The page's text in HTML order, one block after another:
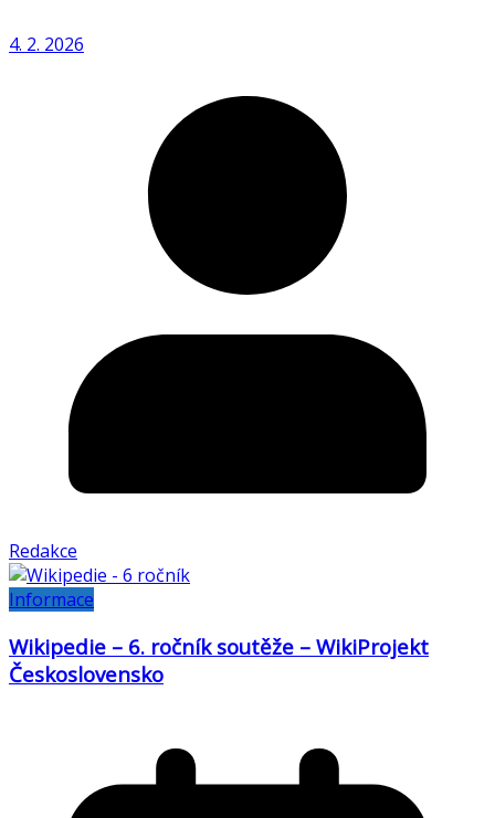
4. 2. 2026
Redakce
Informace
Wikipedie – 6. ročník soutěže – WikiProjekt
Československo